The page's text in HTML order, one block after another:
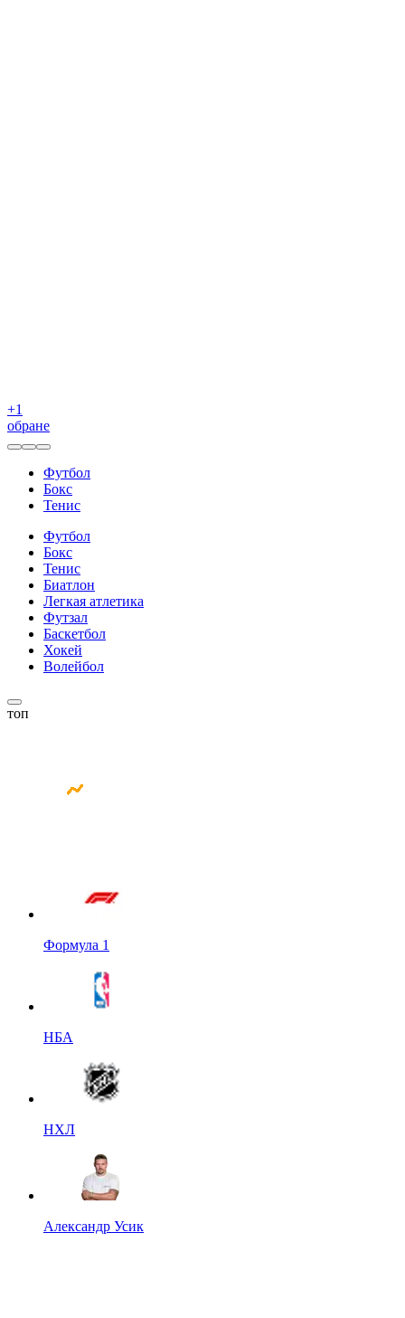
+1
обране
Футбол
Бокс
Тенис
Футбол
Бокс
Тенис
Биатлон
Легкая атлетика
Футзал
Баскетбол
Хокей
Волейбол
топ
Формула 1
НБА
НХЛ
Александр Усик